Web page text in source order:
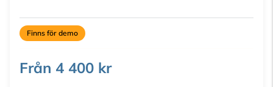
Finns för demo
Från 4 400 kr